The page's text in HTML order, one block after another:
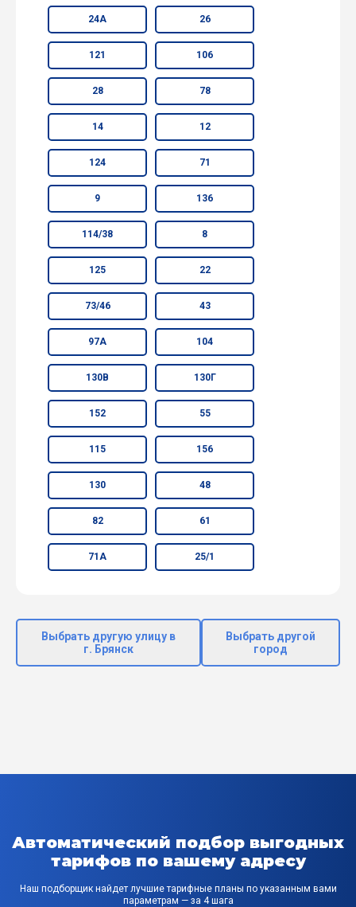
24А 26
121 106
28 78
14 12
124 71
9 136
114/38 8
125 22
73/46 43
97А 104
130В 130Г
152 55
115 156
130 48
82 61
71А 25/1
Выбрать другую улицу в
г. Брянск
Выбрать другой
город
Автоматический подбор выгодных
тарифов по вашему адресу
Наш подборщик найдет лучшие тарифные планы по указанным вами
параметрам — за 4 шага